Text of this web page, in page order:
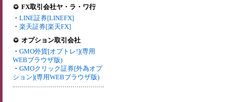
FX取引会社ヤ・ラ・ワ行
・ LINE証券[LINEFX]
・ 楽天証券[楽天FX]
オプション取引会社
・ GMO外貨[オプトレ!](専用
WEBブラウザ版)
・ GMOクリック証券[外為オプ
ション](専用WEBブラウザ版)